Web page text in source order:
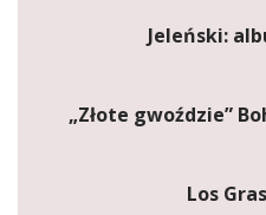
Jeleński:
„Złote gwoździe”
Los